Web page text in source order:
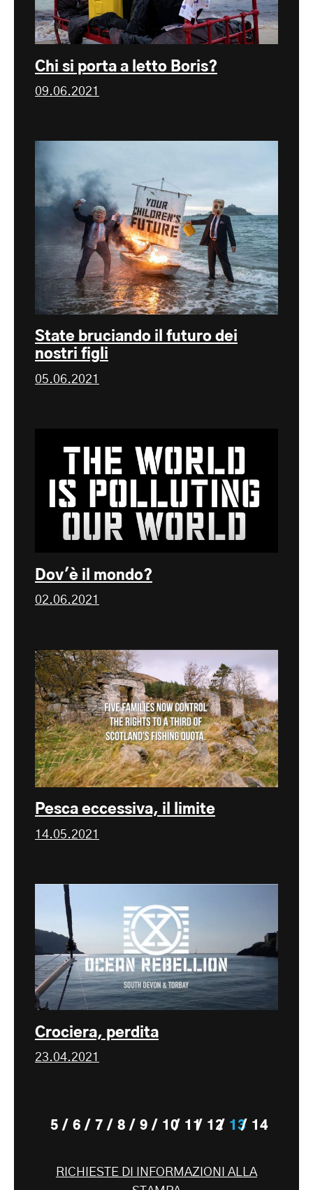
Chi si porta a letto Boris?
09.06.2021
State bruciando il futuro dei
nostri figli
05.06.2021
Dov'è il mondo?
02.06.2021
Pesca eccessiva, il limite
14.05.2021
Crociera, perdita
23.04.2021
5 6 7 8 9 10 11 12 13 14
RICHIESTE DI INFORMAZIONI ALLA